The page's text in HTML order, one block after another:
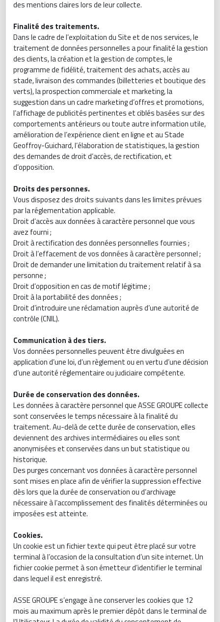
des mentions claires lors de leur collecte.
Finalité des traitements.
Dans le cadre de l’exploitation du Site et de nos services, le
traitement de données personnelles a pour finalité la gestion
des clients, la création et la gestion de comptes, le
programme de fidélité, traitement des achats, accès au
stade, livraison des commandes (billetteries et boutique des
verts), la prospection commerciale et marketing, la
suggestion dans un cadre marketing d’offres et promotions,
l’affichage de publicités pertinentes et ciblés basées sur des
comportements antérieurs ou toute autre information utile,
amélioration de l’expérience client en ligne et au Stade
Geoffroy-Guichard, l’élaboration de statistiques, la gestion
des demandes de droit d’accès, de rectification, et
d’opposition.
Droits des personnes.
Vous disposez des droits suivants dans les limites prévues
par la réglementation applicable.
Droit d’accès aux données à caractère personnel que vous
avez fourni ;
Droit à rectification des données personnelles fournies ;
Droit à l’effacement de vos données à caractère personnel ;
Droit de demander une limitation du traitement relatif à sa
personne ;
Droit d’opposition en cas de motif légitime ;
Droit à la portabilité des données ;
Droit d’introduire une réclamation auprès d’une autorité de
contrôle (CNIL).
Communication à des tiers.
Vos données personnelles peuvent être divulguées en
application d’une loi, d’un règlement ou en vertu d’une décision
d’une autorité réglementaire ou judiciaire compétente.
Durée de conservation des données.
Les données à caractère personnel que ASSE GROUPE collecte
sont conservées le temps nécessaire à la finalité du
traitement. Au-delà de cette durée de conservation, elles
deviennent des archives intermédiaires ou elles sont
anonymisées et conservées dans un but statistique ou
historique.
Des purges concernant vos données à caractère personnel
sont mises en place afin de vérifier la suppression effective
dès lors que la durée de conservation ou d’archivage
nécessaire à l’accomplissement des finalités déterminées ou
imposées est atteinte.
Cookies.
Un cookie est un fichier texte qui peut être placé sur votre
terminal à l’occasion de la consultation d’un site internet. Un
fichier cookie permet à son émetteur d’identifier le terminal
dans lequel il est enregistré.
ASSE GROUPE s’engage à ne conserver les cookies que 12
mois au maximum après le premier dépôt dans le terminal de